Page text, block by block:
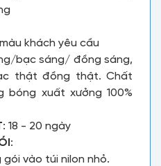
khách yêu cầu
bạc sáng/ đồng sáng,
thật đồng thật. Chất
bóng xuất xưởng 100%
: 18 - 20 ngày
:
vào túi nilon nhỏ.